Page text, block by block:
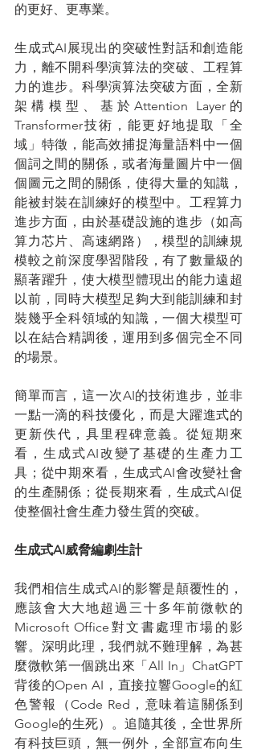
的更好、更專業。
生成式AI展現出的突破性對話和創造能
力，離不開科學演算法的突破、工程算
力的進步。科學演算法突破方面，全新
架構模型、基於Attention Layer的
Transformer技術，能更好地提取「全
域」特徵，能高效捕捉海量語料中一個
個詞之間的關係，或者海量圖片中一個
個圖元之間的關係，使得大量的知識，
能被封裝在訓練好的模型中。工程算力
進步方面，由於基礎設施的進步（如高
算力芯片、高速網路），模型的訓練規
模較之前深度學習階段，有了數量級的
顯著躍升，使大模型體現出的能力遠超
以前，同時大模型足夠大到能訓練和封
裝幾乎全科領域的知識，一個大模型可
以在結合精調後，運用到多個完全不同
的場景。
簡單而言，這一次AI的技術進步，並非
一點一滴的科技優化，而是大躍進式的
更新佚代，具里程碑意義。從短期來
看，生成式AI改變了基礎的生產力工
具；從中期來看，生成式AI會改變社會
的生產關係；從長期來看，生成式AI促
使整個社會生產力發生質的突破。
生成式AI威脅編劇生計
我們相信生成式AI的影響是顛覆性的，
應該會大大地超過三十多年前微軟的
Microsoft Office對文書處理市場的影
響。深明此理，我們就不難理解，為甚
麼微軟第一個跳出來「All In」ChatGPT
背後的Open AI，直接拉響Google的紅
色警報（Code Red，意味着這關係到
Google的生死）。追隨其後，全世界所
有科技巨頭，無一例外，全部宣布向生